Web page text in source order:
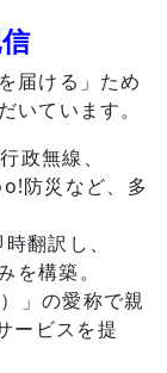
届ける」ため
いています。
政無線、
防災など、多
翻訳し、
を構築。
」の愛称で親
ービスを提